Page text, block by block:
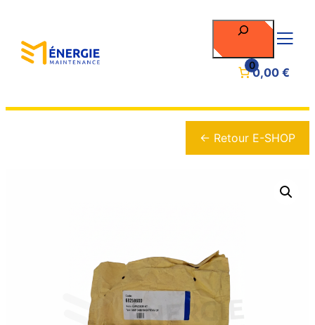
Rechercher
0
0,00 €
← Retour E-SHOP